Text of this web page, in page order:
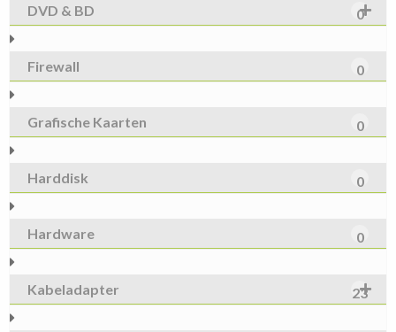
DVD & BD 0
Firewall 0
Grafische Kaarten 0
Harddisk 0
Hardware 0
Kabeladapter 23